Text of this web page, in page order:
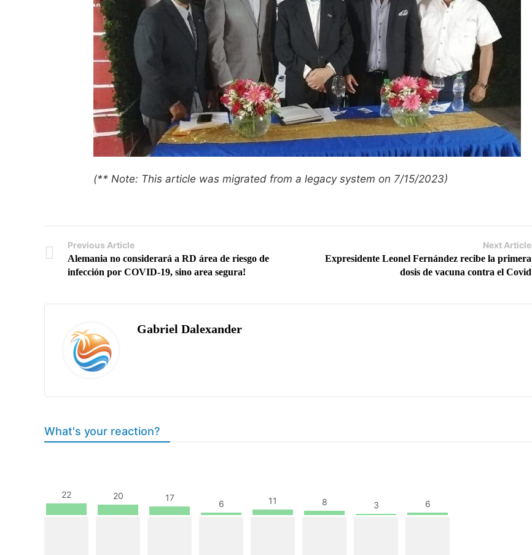
(** Note: This article was migrated from a legacy system on 7/15/2023)
Previous Article
Alemania no considerará a RD área de riesgo de
infección por COVID-19, sino area segura!
Next Article
Expresidente Leonel Fernández recibe la primera
dosis de vacuna contra el Covid
Gabriel Dalexander
What's your reaction?
22 20 17
6 11 8 3 6